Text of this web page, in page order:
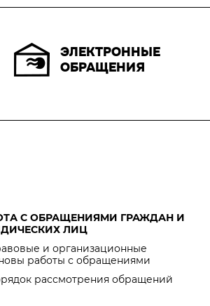
ЭЛЕКТРОННЫЕ
ОБРАЩЕНИЯ
С ОБРАЩЕНИЯМИ ГРАЖДАН И
ЛИЦ
и организационные
работы с обращениями
рассмотрения обращений